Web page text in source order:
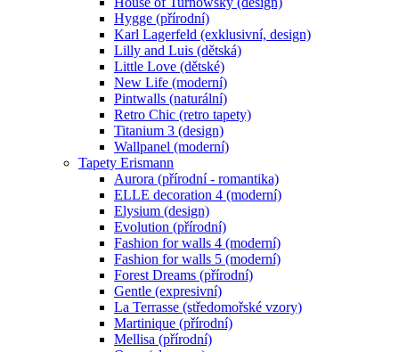
Hygge (přírodní)
Karl Lagerfeld (exklusivní, design)
Lilly and Luis (dětská)
Little Love (dětské)
New Life (moderní)
Pintwalls (naturální)
Retro Chic (retro tapety)
Titanium 3 (design)
Wallpanel (moderní)
Tapety Erismann
Aurora (přírodní - romantika)
ELLE decoration 4 (moderní)
Elysium (design)
Evolution (přírodní)
Fashion for walls 4 (moderní)
Fashion for walls 5 (moderní)
Forest Dreams (přírodní)
Gentle (expresivní)
La Terrasse (středomořské vzory)
Martinique (přírodní)
Mellisa (přírodní)